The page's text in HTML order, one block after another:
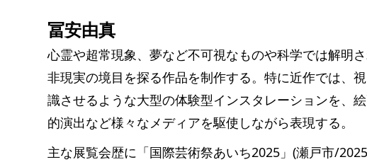
冨安由真
心霊や超常現象、夢など不可視なものや科学では解明
非現実の境目を探る作品を制作する。特に近作では、
識させるような大型の体験型インスタレーションを、
的演出など様々なメディアを駆使しながら表現する。
主な展覧会歴に「国際芸術祭あいち2025」(瀬戸市/